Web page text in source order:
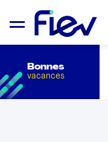
Bonnes
vacances